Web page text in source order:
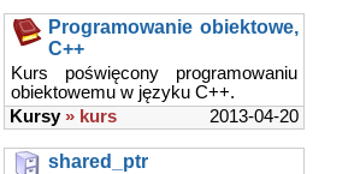
Programowanie obiektowe,
C++
Kurs poświęcony programowaniu
obiektowemu w języku C++.
2013-04-20
Kursy » kurs
shared_ptr